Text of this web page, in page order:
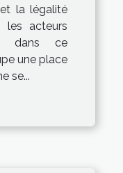
la légalité
les acteurs
dans ce
une place
se...